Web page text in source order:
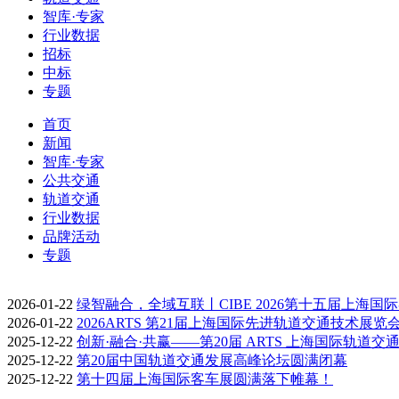
智库·专家
行业数据
招标
中标
专题
首页
新闻
智库·专家
公共交通
轨道交通
行业数据
品牌活动
专题
2026-01-22 绿智融合，全域互联丨CIBE 2026第十五届上海国
2026-01-22 2026ARTS 第21届上海国际先进轨道交通技术展览
2025-12-22 创新·融合·共赢——第20届 ARTS 上海国际轨道交
2025-12-22 第20届中国轨道交通发展高峰论坛圆满闭幕
2025-12-22 第十四届上海国际客车展圆满落下帷幕！